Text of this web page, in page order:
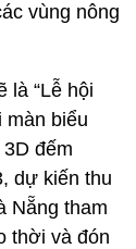
vùng nông
là “Lễ hội
màn biểu
đếm
dự kiến thu
Nẵng tham
thời và đón